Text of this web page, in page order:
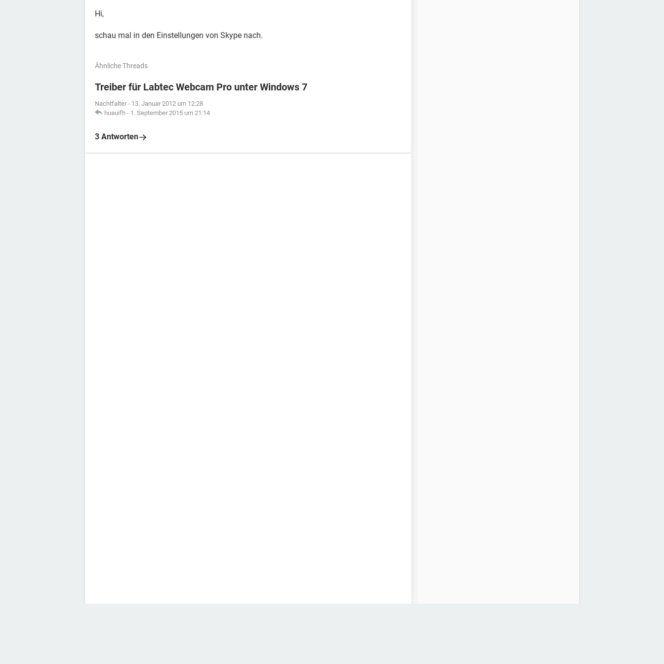
Hi,
schau mal in den Einstellungen von Skype nach.
Ähnliche Threads
Treiber für Labtec Webcam Pro unter Windows 7
Nachtfalter - 13. Januar 2012 um 12:28
huauifh - 1. September 2015 um 21:14
3 Antworten